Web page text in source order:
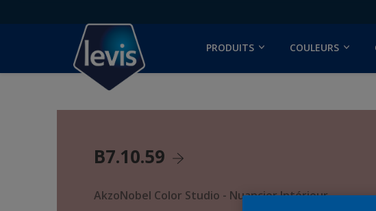
PRODUITS COULEURS
B7.10.59
AkzoNobel Color Studio - Nuancier Intérieur